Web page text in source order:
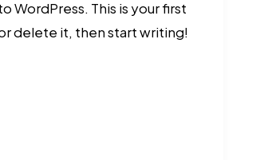
WordPress. This is your first
delete it, then start writing!